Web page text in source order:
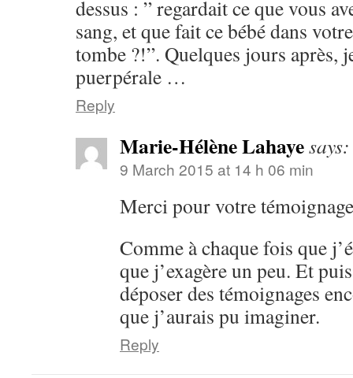
dessus : ” regardait ce que vous
sang, et que fait ce bébé dans
tombe ?!”. Quelques jours après,
puerpérale …
Reply
Marie-Hélène Lahayesays:
9 March 2015 at 14 h 06 min
Merci pour votre
Comme à chaque fois que
que j’exagère un peu. Et
déposer des témoignages
que j’aurais pu imaginer.
Reply